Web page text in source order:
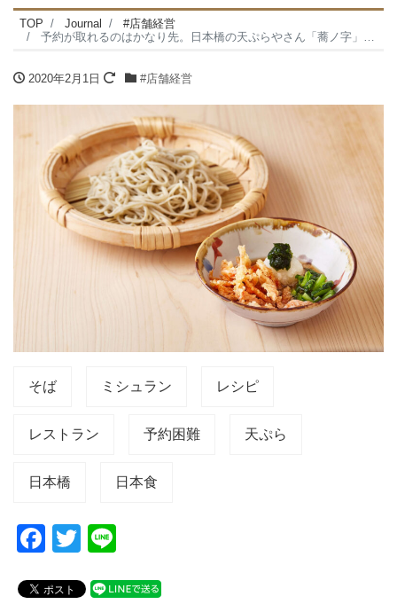
TOP Journal
#店舗経営
予約が取れるのはかなり先。日本橋の天ぷらやさん「蕎ノ字」のまかない。
2020年2月1日 #店舗経営
そば ミシュラン レシピ
レストラン 予約困難 天ぷら
日本橋 日本食
F
c
T
tt
e